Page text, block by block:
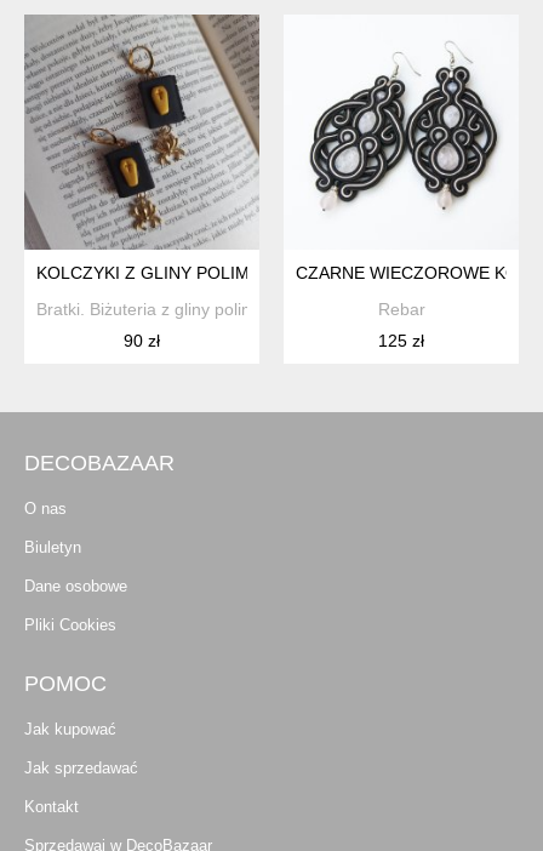
KOLCZYKI Z GLINY POLIMEROWEJ KSIĄŻKI
Bratki. Biżuteria z gliny polimerowej
90 zł
CZARNE WIECZOROWE
Rebar
125 zł
DECOBAZAAR
O nas
Biuletyn
Dane osobowe
Pliki Cookies
POMOC
Jak kupować
Jak sprzedawać
Kontakt
Sprzedawaj w DecoBazaar